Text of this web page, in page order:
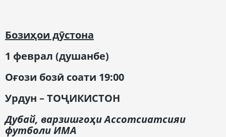
Бозиҳои дӯстона
1 феврал (душанбе)
Оғози бозӣ соати 19:00
Урдун – ТОҶИКИСТОН
Дубай, варзишгоҳи Ассотсиатсияи
футболи ИМА